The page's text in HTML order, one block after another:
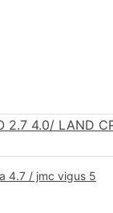
4.7 / jmc vigus 5